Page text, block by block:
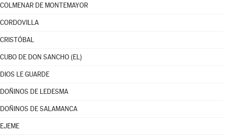
COLMENAR DE MONTEMAYOR
CORDOVILLA
CRISTÓBAL
CUBO DE DON SANCHO (EL)
DIOS LE GUARDE
DOÑINOS DE LEDESMA
DOÑINOS DE SALAMANCA
EJEME